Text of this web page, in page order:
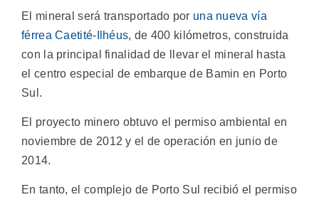
El mineral será transportado por una nueva vía
férrea Caetité-Ilhéus, de 400 kilómetros, construida
con la principal finalidad de llevar el mineral hasta
el centro especial de embarque de Bamin en Porto
Sul.
El proyecto minero obtuvo el permiso ambiental en
noviembre de 2012 y el de operación en junio de
2014.
En tanto, el complejo de Porto Sul recibió el permiso